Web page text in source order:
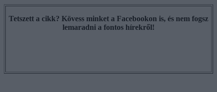
Tetszett a cikk? Kövess minket a Facebookon is, és nem fogsz
lemaradni a fontos hírekről!